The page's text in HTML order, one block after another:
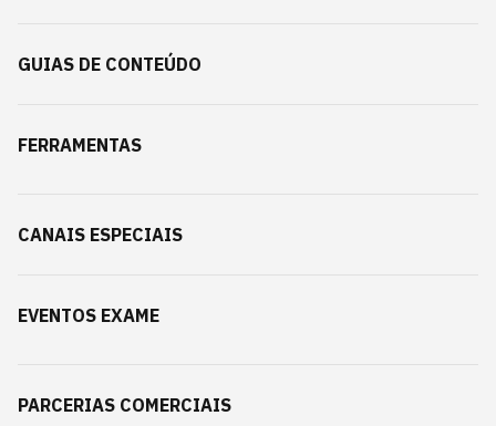
GUIAS DE CONTEÚDO
FERRAMENTAS
CANAIS ESPECIAIS
EVENTOS EXAME
PARCERIAS COMERCIAIS